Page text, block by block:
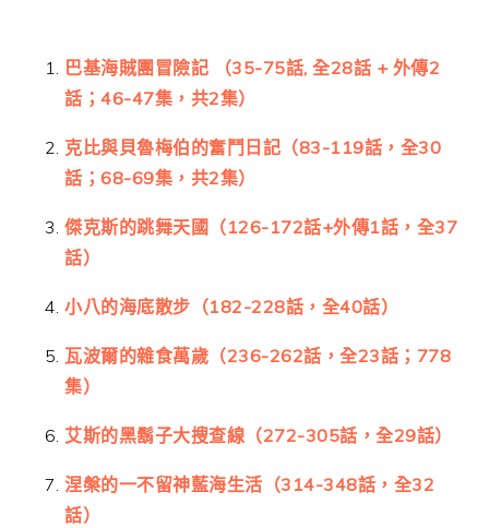
巴基海賊團冒險記 （35-75話, 全28話 + 外傳2
話；46-47集，共2集）
克比與貝魯梅伯的奮鬥日記（83-119話，全30
話；68-69集，共2集）
傑克斯的跳舞天國（126-172話+外傳1話，全37
話）
小八的海底散步（182-228話，全40話）
瓦波爾的雜食萬歲（236-262話，全23話；778
集）
艾斯的黑鬍子大搜查線（272-305話，全29話）
涅槃的一不留神藍海生活（314-348話，全32
話）